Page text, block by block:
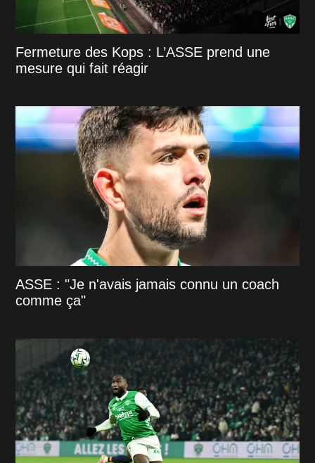
Fermeture des Kops : L’ASSE prend une
mesure qui fait réagir
ASSE : "Je n'avais jamais connu un coach
comme ça"